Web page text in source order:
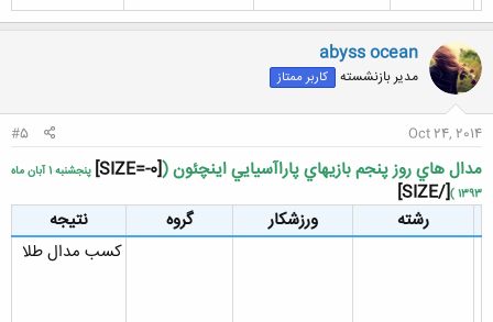
abyss ocean
مدیر بازنشسته کاربر ممتاز
Oct 24, 2014
#5
مدال هاي روز پنجم بازيهاي پاراآسيايي اينچئون ([SIZE=-0]
پنجشنبه 1 آبان ماه
1393 )
[/SIZE]
رشته
ورزشکار گروه نتيجه
کسب مدال طلا